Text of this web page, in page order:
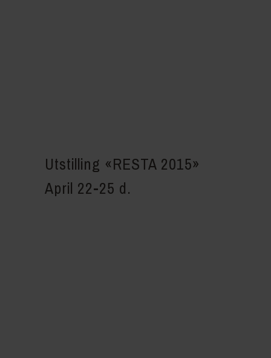
Utstilling «RESTA 2015»
April 22-25 d.